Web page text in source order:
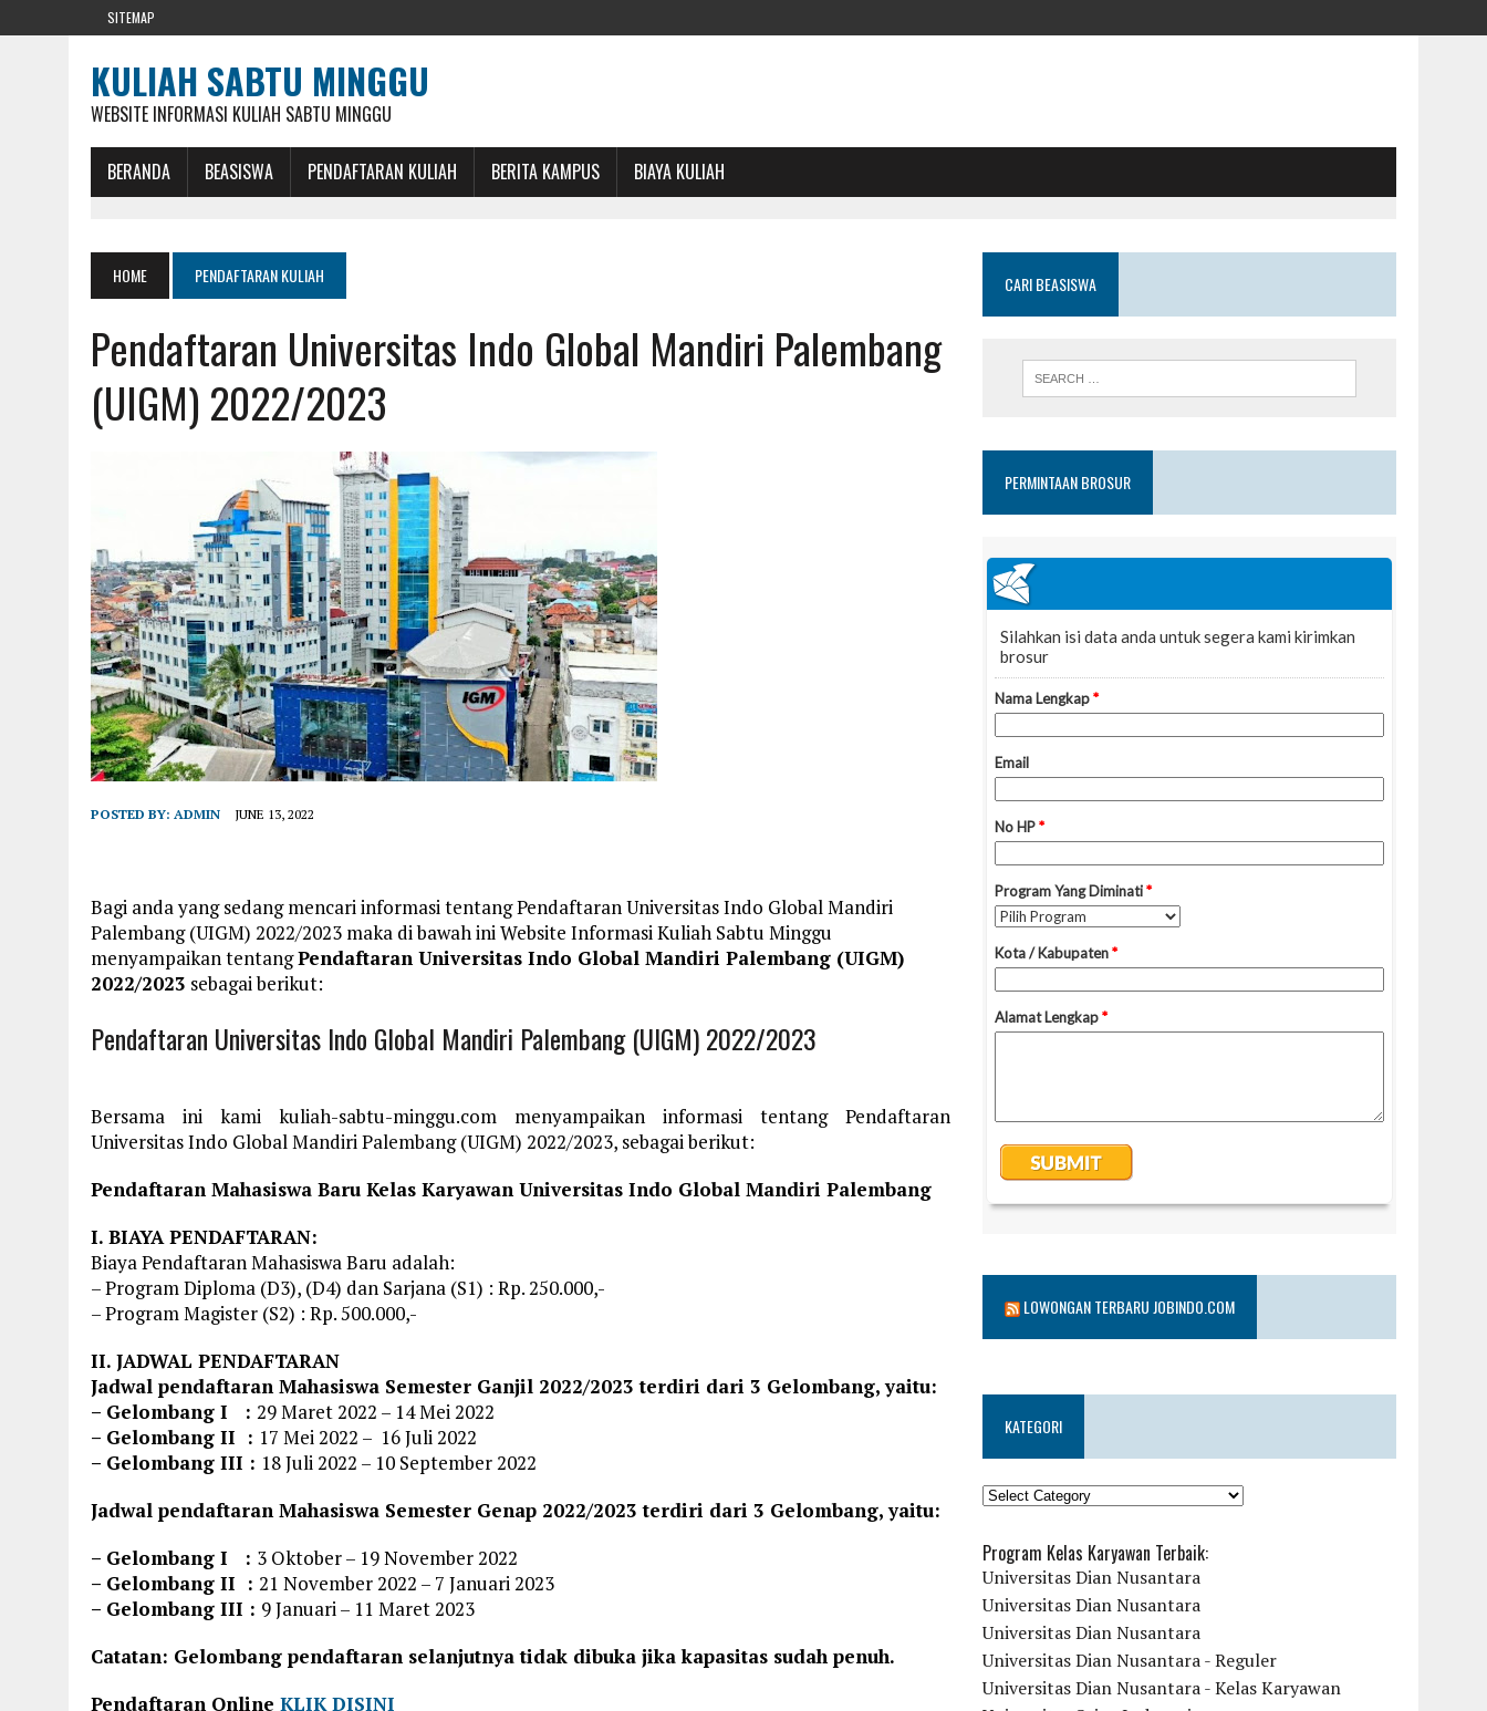
SITEMAP
KULIAH SABTU MINGGU
WEBSITE INFORMASI KULIAH SABTU MINGGU
BERANDA BEASISWA PENDAFTARAN KULIAH BERITA KAMPUS BIAYA KULIAH
HOME PENDAFTARAN KULIAH
Pendaftaran Universitas Indo Global Mandiri Palembang
(UIGM) 2022/2023
POSTED BY: ADMIN JUNE 13, 2022
Bagi anda yang sedang mencari informasi tentang Pendaftaran Universitas Indo Global Mandiri
Palembang (UIGM) 2022/2023 maka di bawah ini Website Informasi Kuliah Sabtu Minggu
menyampaikan tentangPendaftaran Universitas Indo Global Mandiri Palembang (UIGM)
2022/2023 sebagai berikut:
Pendaftaran Universitas Indo Global Mandiri Palembang (UIGM) 2022/2023
Bersama ini kami kuliah-sabtu-minggu.com menyampaikan informasi tentang Pendaftaran
Universitas Indo Global Mandiri Palembang (UIGM) 2022/2023, sebagai berikut:
Pendaftaran Mahasiswa Baru Kelas Karyawan Universitas Indo Global Mandiri Palembang
I. BIAYA PENDAFTARAN:
Biaya Pendaftaran Mahasiswa Baru adalah:
– Program Diploma (D3), (D4) dan Sarjana (S1) : Rp. 250.000,-
– Program Magister (S2) : Rp. 500.000,-
II. JADWAL PENDAFTARAN
Jadwal pendaftaran Mahasiswa Semester Ganjil 2022/2023 terdiri dari 3 Gelombang, yaitu:
– Gelombang I : 29 Maret 2022 – 14 Mei 2022
– Gelombang II : 17 Mei 2022 – 16 Juli 2022
– Gelombang III : 18 Juli 2022 – 10 September 2022
Jadwal pendaftaran Mahasiswa Semester Genap 2022/2023 terdiri dari 3 Gelombang, yaitu:
– Gelombang I : 3 Oktober – 19 November 2022
– Gelombang II : 21 November 2022 – 7 Januari 2023
– Gelombang III : 9 Januari – 11 Maret 2023
Catatan: Gelombang pendaftaran selanjutnya tidak dibuka jika kapasitas sudah penuh.
Pendaftaran Online KLIK DISINI
CARI BEASISWA
PERMINTAAN BROSUR
LOWONGAN TERBARU JOBINDO.COM
KATEGORI
KATEGORI
Program Kelas Karyawan Terbaik:
Universitas Dian Nusantara
Universitas Dian Nusantara
Universitas Dian Nusantara
Universitas Dian Nusantara - Reguler
Universitas Dian Nusantara - Kelas Karyawan